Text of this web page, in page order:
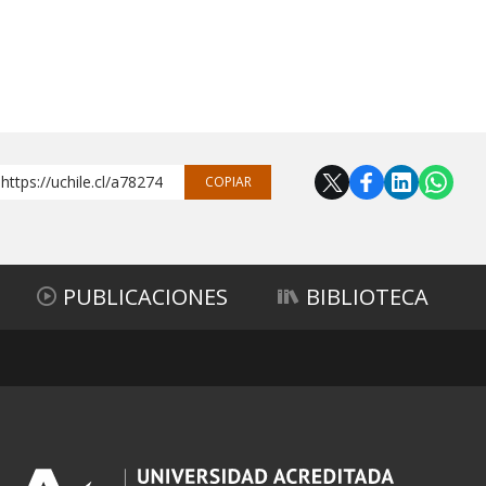
https://uchile.cl/a78274 COPIAR
PUBLICACIONES BIBLIOTECA